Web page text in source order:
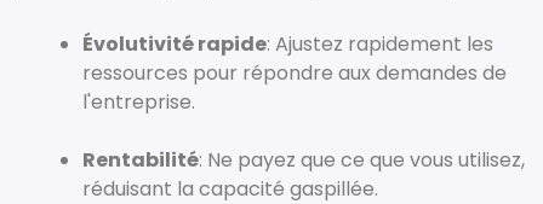
Évolutivité rapide: Ajustez rapidement les
ressources pour répondre aux demandes de
l'entreprise.
Rentabilité: Ne payez que ce que vous utilisez,
réduisant la capacité gaspillée.